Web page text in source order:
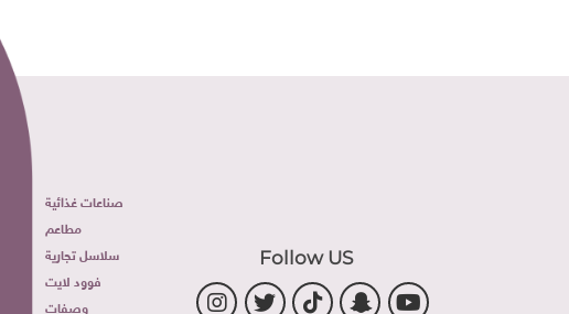
Follow US
صناعات غذائية
مطاعم
سلاسل تجارية
فوود لايت
وصفات